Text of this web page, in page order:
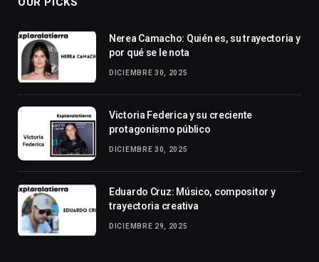
Nerea Camacho: Quién es, su trayectoria y
por qué se le nota
DICIEMBRE 30, 2025
Victoria Federica y su creciente
protagonismo público
DICIEMBRE 30, 2025
Eduardo Cruz: Músico, compositor y
trayectoria creativa
DICIEMBRE 29, 2025